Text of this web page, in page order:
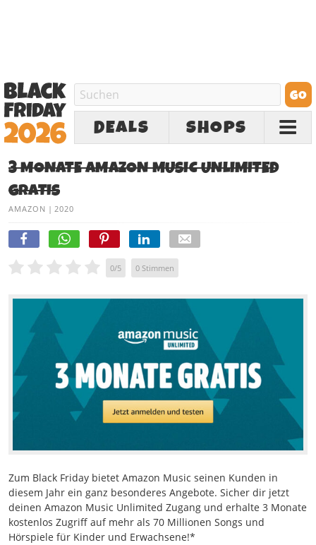
DEALS SHOPS
3 MONATE AMAZON MUSIC UNLIMITED
GRATIS
AMAZON | 2020
0/5 0 Stimmen
Zum Black Friday bietet Amazon Music seinen Kunden in
diesem Jahr ein ganz besonderes Angebote. Sicher dir jetzt
deinen Amazon Music Unlimited Zugang und erhalte 3 Monate
kostenlos Zugriff auf mehr als 70 Millionen Songs und
Hörspiele für Kinder und Erwachsene!*